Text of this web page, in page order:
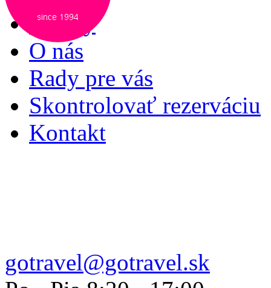
Služby
O nás
Rady pre vás
Skontrolovať rezerváciu
Kontakt
gotravel@gotravel.sk